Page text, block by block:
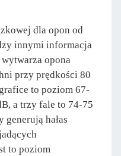
dla opon od
innymi informacja
opona
przy prędkości 80
to poziom 67-
a trzy fale to 74-75
hałas
to poziom